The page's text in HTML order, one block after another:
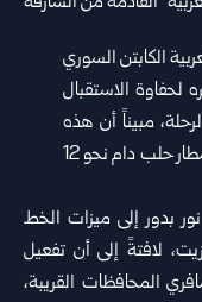
الكابتن السوري
الاستقبال
مبيناً أن هذه
العودة تأتي بعد انقطاع عن الهبوط في ‌‏مطار حلب دام نحو 12
بدور إلى ميزات الخط
لافتةً إلى أن تفعيل
المحافظات القريبة،